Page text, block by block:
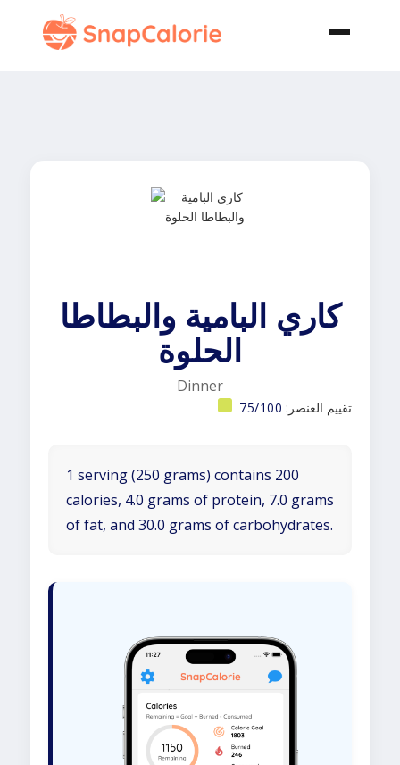
كاري البامية والبطاطا
الحلوة
Dinner
تقييم العنصر: 75/100
1 serving (250 grams) contains 200
calories, 4.0 grams of protein, 7.0 grams
of fat, and 30.0 grams of carbohydrates.